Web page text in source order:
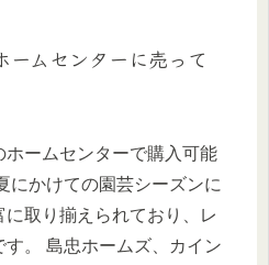
ームセンターに売って
ホームセンターで購入可能
にかけての園芸シーズンに
取り揃えられており、レ
。 島忠ホームズ、カイン